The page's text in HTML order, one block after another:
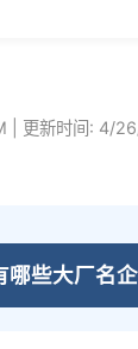
| 更新时间: 4/
些大厂名企